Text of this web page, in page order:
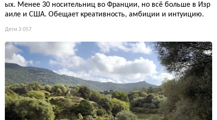
ых. Менее 30 носительниц во Франции, но всё больше в Изр
аиле и США. Обещает креативность, амбиции и интуицию.
Дети 3 057